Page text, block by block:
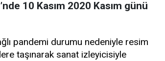
10 Kasım 2020 Kasım günü
pandemi durumu nedeniyle resim
taşınarak sanat izleyicisiyle